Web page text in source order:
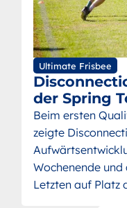
Ultimate Frisbee
der Spring
Beim ersten
zeigte
Wochenende
Letzten auf Platz